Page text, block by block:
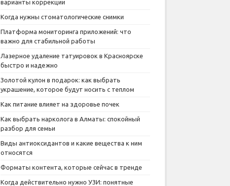
варианты коррекции
Когда нужны стоматологические снимки
Платформа мониторинга приложений: что
важно для стабильной работы
Лазерное удаление татуировок в Красноярске
быстро и надежно
Золотой кулон в подарок: как выбрать
украшение, которое будут носить с теплом
Как питание влияет на здоровье почек
Как выбрать нарколога в Алматы: спокойный
разбор для семьи
Виды антиоксидантов и какие вещества к ним
относятся
Форматы контента, которые сейчас в тренде
Когда действительно нужно УЗИ: понятные